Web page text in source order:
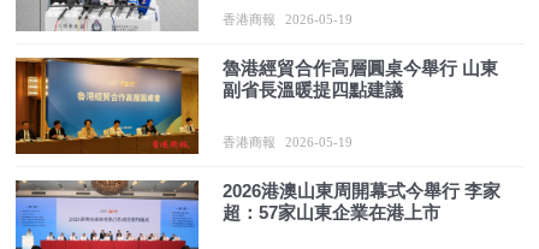
香港商報 2026-05-19
魯港經貿合作高層圓桌今舉行 山東
副省長溫暖提四點建議
香港商報 2026-05-19
2026港澳山東周開幕式今舉行 李家
超：57家山東企業在港上市